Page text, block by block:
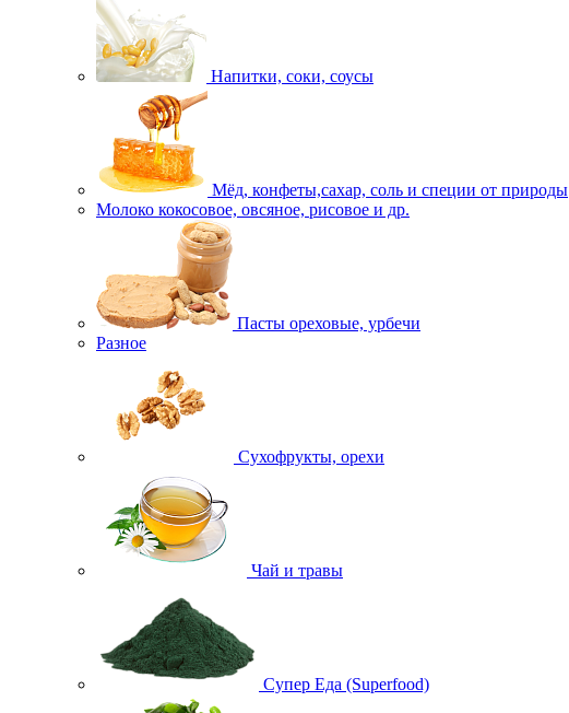
Напитки, соки, соусы
Мёд, конфеты,сахар, соль и специи от природы
Молоко кокосовое, овсяное, рисовое и др.
Пасты ореховые, урбечи
Разное
Сухофрукты, орехи
Чай и травы
Супер Еда (Superfood)